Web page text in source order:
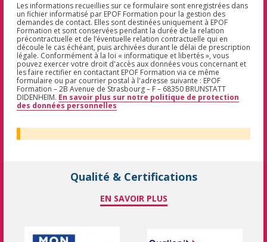
Les informations recueillies sur ce formulaire sont enregistrées dans
un fichier informatisé par EPOF Formation pour la gestion des
demandes de contact. Elles sont destinées uniquement à EPOF
Formation et sont conservées pendant la durée de la relation
précontractuelle et de l’éventuelle relation contractuelle qui en
découle le cas échéant, puis archivées durant le délai de prescription
légale. Conformément à la loi « informatique et libertés », vous
pouvez exercer votre droit d'accès aux données vous concernant et
les faire rectifier en contactant EPOF Formation via ce même
formulaire ou par courrier postal à l'adresse suivante : EPOF
Formation – 2B Avenue de Strasbourg – F – 68350 BRUNSTATT
DIDENHEIM. En savoir plus sur notre politique de protection
des données personnelles
Qualité & Certifications
EN SAVOIR PLUS